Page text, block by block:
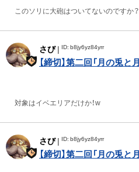
このソリに大砲はついてないのですか？
さび| ID: b8jy6yz84yrr
【締切】第二回「月の兎
対象はイベエリアだけか！w
さび| ID: b8jy6yz84yrr
【締切】第二回「月の兎